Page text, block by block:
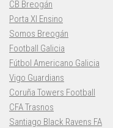
CB Breogán
Porta XI Ensino
Somos Breogán
Football Galicia
Fútbol Americano Galicia
Vigo Guardians
Coruña Towers Football
CFA Trasnos
Santiago Black Ravens FA